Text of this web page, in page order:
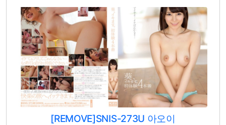
[REMOVE]SNIS-273U 아오이